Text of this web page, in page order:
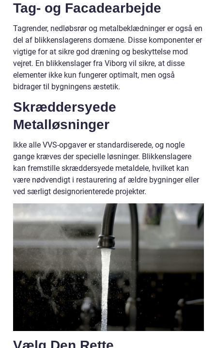
Tag- og Facadearbejde
Tagrender, nedløbsrør og metalbeklædninger er også en
del af blikkenslagerens domæne. Disse komponenter er
vigtige for at sikre god dræning og beskyttelse mod
vejret. En blikkenslager fra Viborg vil sikre, at disse
elementer ikke kun fungerer optimalt, men også
bidrager til bygningens æstetik.
Skræddersyede
Metalløsninger
Ikke alle VVS-opgaver er standardiserede, og nogle
gange kræves der specielle løsninger. Blikkenslagere
kan fremstille skræddersyede metaldele, hvilket kan
være nødvendigt i restaurering af ældre bygninger eller
ved særligt designorienterede projekter.